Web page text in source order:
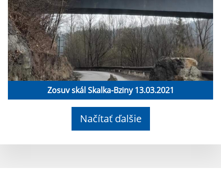
Zosuv skál Skalka-Bziny 13.03.2021
Načítať ďalšie